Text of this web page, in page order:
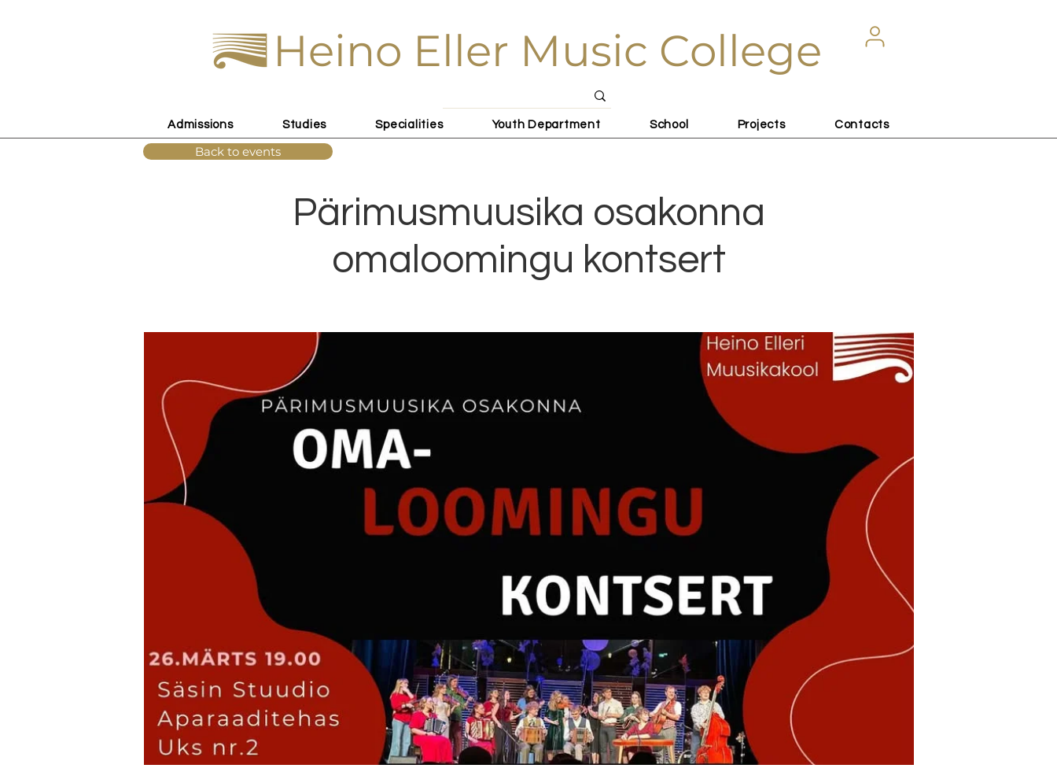
Heino Eller Music College
Admissions Studies Specialities Youth Department School Projects Contacts
Pärimusmuusika osakonna
omaloomingu kontsert
Back to events